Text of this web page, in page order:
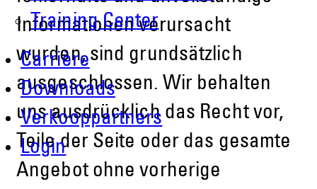
Training Center
Carrière
Downloads
Verkooppartners
Login
Informationen verursacht
wurden, sind grundsätzlich
ausgeschlossen. Wir behalten
uns ausdrücklich das Recht vor,
Teile der Seite oder das gesamte
Angebot ohne vorherige